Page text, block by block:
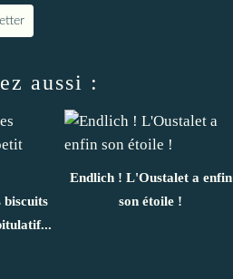
aussi :
biscuits
Endlich ! L'Oustalet a enfin
son étoile !